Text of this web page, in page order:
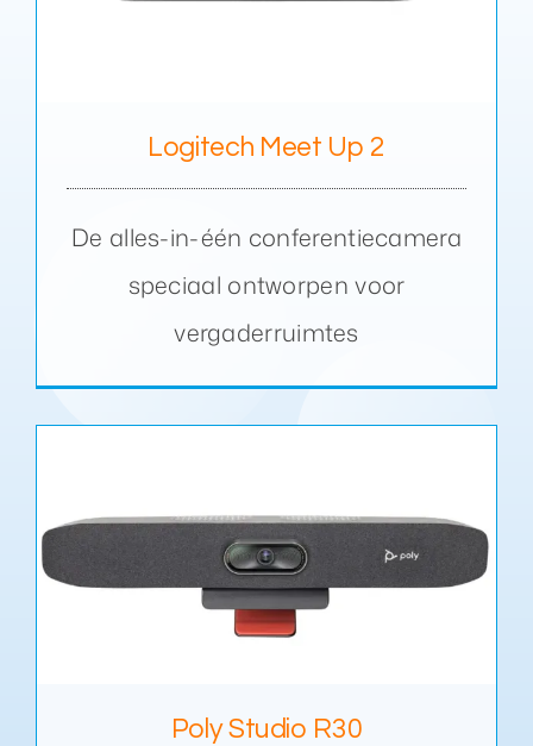
Logitech Meet Up 2
De alles-in-één conferentiecamera
speciaal ontworpen voor
vergaderruimtes
Poly Studio R30